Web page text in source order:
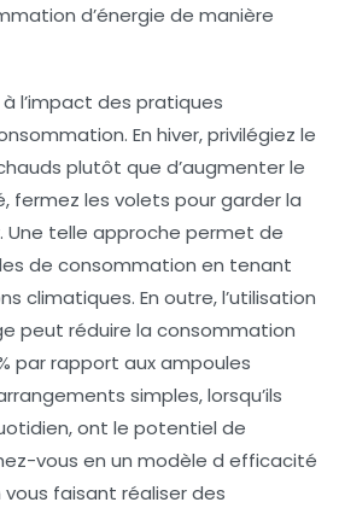
d’énergie de manière
l’impact des pratiques
En hiver, privilégiez le
plutôt que d’augmenter le
fermez les volets pour garder la
Une telle approche permet de
de consommation en tenant
climatiques. En outre, l’utilisation
peut réduire la consommation
par rapport aux ampoules
simples, lorsqu’ils
ont le potentiel de
vous en un modèle d efficacité
faisant réaliser des